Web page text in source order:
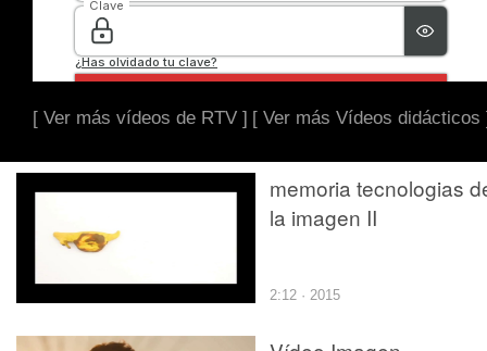
[ Ver más vídeos de RTV ] [ Ver más Vídeos didácticos
memoria tecnologias
la imagen II
2:12 · 2015